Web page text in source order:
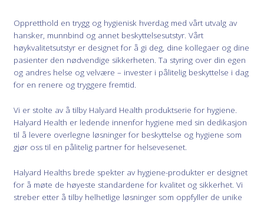
Oppretthold en trygg og hygienisk hverdag med vårt utvalg av
hansker, munnbind og annet beskyttelsesutstyr. Vårt
høykvalitetsutstyr er designet for å gi deg, dine kollegaer og dine
pasienter den nødvendige sikkerheten. Ta styring over din egen
og andres helse og velvære – invester i pålitelig beskyttelse i dag
for en renere og tryggere fremtid.
Vi er stolte av å tilby Halyard Health produktserie for hygiene.
Halyard Health er ledende innenfor hygiene med sin dedikasjon
til å levere overlegne løsninger for beskyttelse og hygiene som
gjør oss til en pålitelig partner for helsevesenet.
Halyard Healths brede spekter av hygiene-produkter er designet
for å møte de høyeste standardene for kvalitet og sikkerhet. Vi
streber etter å tilby helhetlige løsninger som oppfyller de unike